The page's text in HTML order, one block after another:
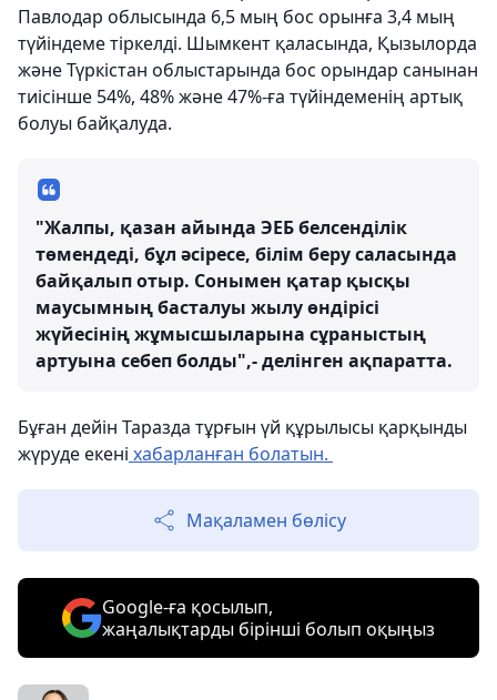
Павлодар облысында 6,5 мың бос орынға 3,4 мың
түйіндеме тіркелді. Шымкент қаласында, Қызылорда
және Түркістан облыстарында бос орындар санынан
тиісінше 54%, 48% және 47%-ға түйіндеменің артық
болуы байқалуда.
"Жалпы, қазан айында ЭЕБ белсенділік
төмендеді, бұл әсіресе, білім беру саласында
байқалып отыр. Сонымен қатар қысқы
маусымның басталуы жылу өндірісі
жүйесінің жұмысшыларына сұраныстың
артуына себеп болды",- делінген ақпаратта.
Бұған дейін Таразда тұрғын үй құрылысы қарқынды
жүруде екені хабарланған болатын.
Мақаламен бөлісу
Google-ға қосылып,
жаңалықтарды бірінші болып оқыңыз